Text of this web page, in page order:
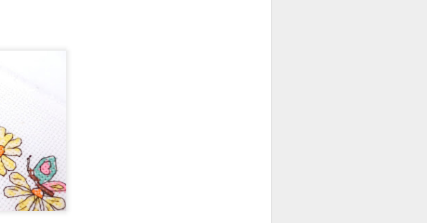
de bordar, e vai ficar lindo em